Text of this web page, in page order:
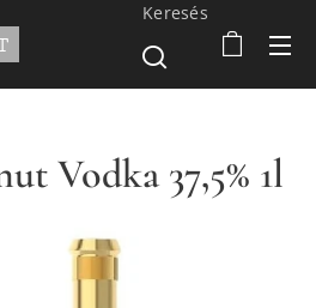
Keresés
Vodka 37,5% 1l